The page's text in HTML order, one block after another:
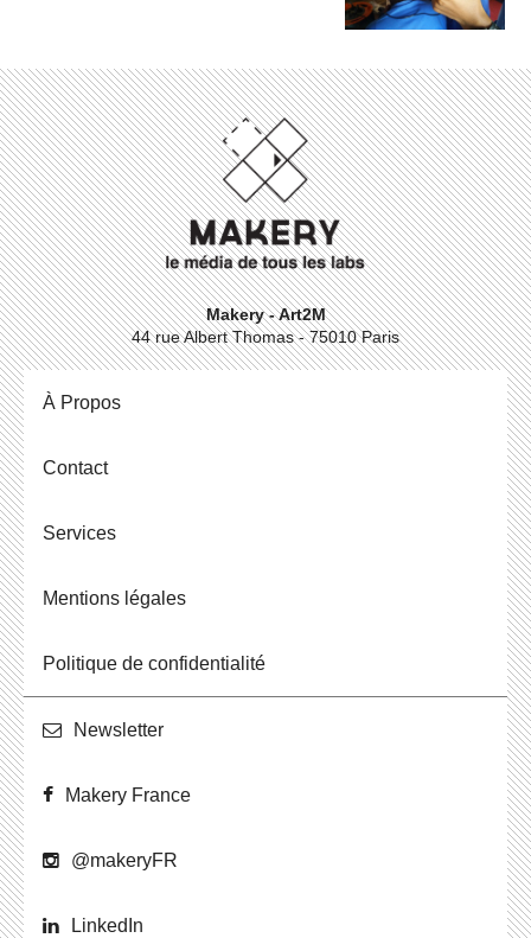
Makery - Art2M
44 rue Albert Thomas - 75010 Paris
À Propos
Contact
Ser­vices
Men­tions légales
Po­li­tique de confidentialité
News­let­ter
Makery France
@ma­ke­ryFR
Lin­ke­dIn